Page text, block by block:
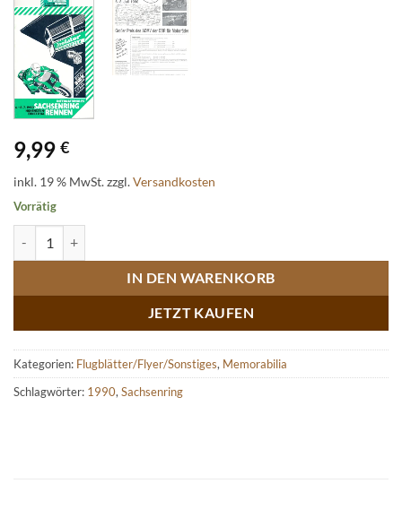
9,99 €
inkl. 19 % MwSt.zzgl.Versandkosten
Vorrätig
IN DEN WARENKORB
JETZT KAUFEN
Kategorien: Flugblätter/Flyer/Sonstiges, Memorabilia
Schlagwörter: 1990, Sachsenring